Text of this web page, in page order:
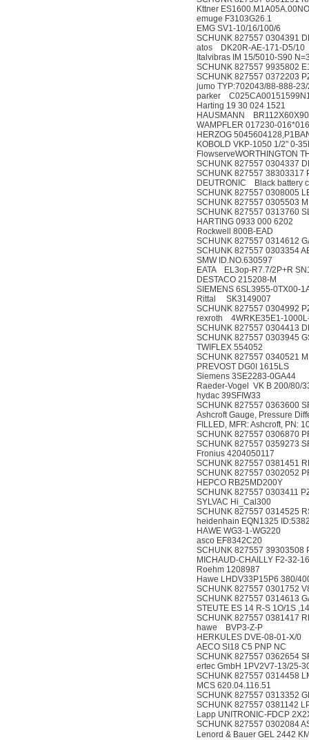
Kttner
emuge F3103G26.1
EMG SV1-10/16/100/
SCHUNK 827557 0304391
atos
Italvibras IM 15/5010-
SCHUNK 827557 9935802
SCHUNK 827557 0372203
jumo TYP:702043/88-
parker
Harting 19 30 024
HAUSMANN
WAMPFLER 017230-
HERZOG
KOBOLD VKP-1050 1/
SCHUNK 827557 0304337
SCHUNK 827557 38303317
DEUTRONIC Black battery
SCHUNK 827557 0308005
SCHUNK 827557 0305503
SCHUNK 827557 0313760
HARTING 0933 000
Rockwell 800B-EAD
SCHUNK 827557 0314612
SCHUNK 827557 0303354
SMW ID.NO.630597
EATA EL3op-
DESTACO 215208-
SIEMENS 6SL3955-
Rittal
SCHUNK 827557 0304992
rexroth
SCHUNK 827557 0304413
SCHUNK 827557 0303945
TWIFLEX 554052
SCHUNK 827557 0340521
PREVOST DG0I 1615LS
Siemens 3SE2283-
Raeder-Vogel VK B
hydac 39SFIW33
SCHUNK 827557 0363600
Ashcroft Gauge, Pressure
FILLED, MFR: Ashcroft,
SCHUNK 827557 0306870
SCHUNK 827557 0359273
Fronius 4204050117
SCHUNK 827557 0381451
SCHUNK 827557 0302052
HEPCO RB25MD200Y
SCHUNK 827557 0303411
SYLVAC Hi_Cal300
SCHUNK 827557 0314525
heidenhain EQN1325
HAWE WG3-1-
asco EF8342C20
SCHUNK 827557 39303508
MICHAUD-CHAILLY F2-32-16
Roehm 1208987
Hawe LHDV33P15P6
SCHUNK 827557 0301752
SCHUNK 827557 0314613
STEUTE ES 14 R-S
SCHUNK 827557 0381417
hawe BVP3-Z-P
HERKULES DVE-08-01-X/0
AECO SI18 C5 PNP NC
SCHUNK 827557 0362654
ertec GmbH 1PV2V7-13/25-
SCHUNK 827557 0314458
MCS 620.04.116.51
SCHUNK 827557 0313352
SCHUNK 827557 0381142
Lapp UNITRONIC-
SCHUNK 827557 0302084
Lenord & Bauer GEL